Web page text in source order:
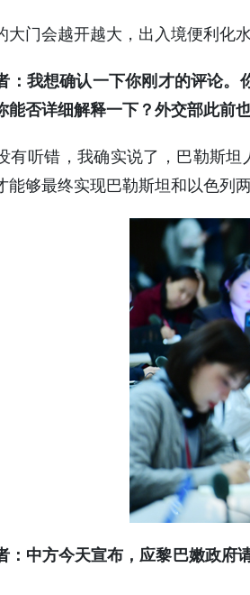
大门会越开越大，出入境便利化
：我想确认一下你刚才的评论。
能否详细解释一下？外交部此前
有听错，我确实说了，巴勒斯
能够最终实现巴勒斯坦和以色列
：中方今天宣布，应黎巴嫩政府